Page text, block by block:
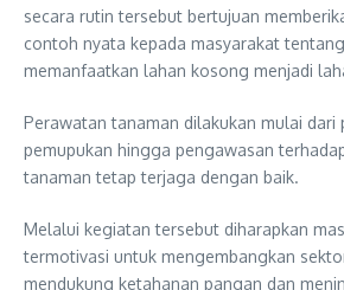
secara rutin tersebut bertujuan
contoh nyata kepada masyarakat
memanfaatkan lahan kosong menjadi
Perawatan tanaman dilakukan mulai dari
pemupukan hingga pengawasan
tanaman tetap terjaga dengan baik.
Melalui kegiatan tersebut diharapkan
termotivasi untuk mengembangkan
mendukung ketahanan pangan dan